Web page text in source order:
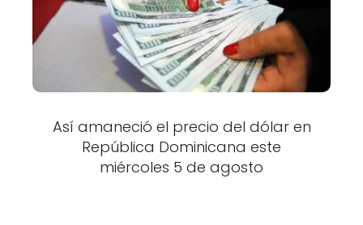
Así amaneció el precio del dólar en
República Dominicana este
miércoles 5 de agosto